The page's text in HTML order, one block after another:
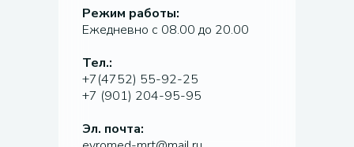
Режим работы:
Ежедневно с 08.00 до 20.00
Тел.:
+7(4752) 55-92-25
+7 (901) 204-95-95
Эл. почта: